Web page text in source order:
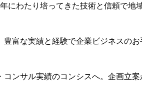
わたり培ってきた技術と信頼で地
富な実績と経験で企業ビジネスのお
ンサル実績のコンシスへ。企画立案